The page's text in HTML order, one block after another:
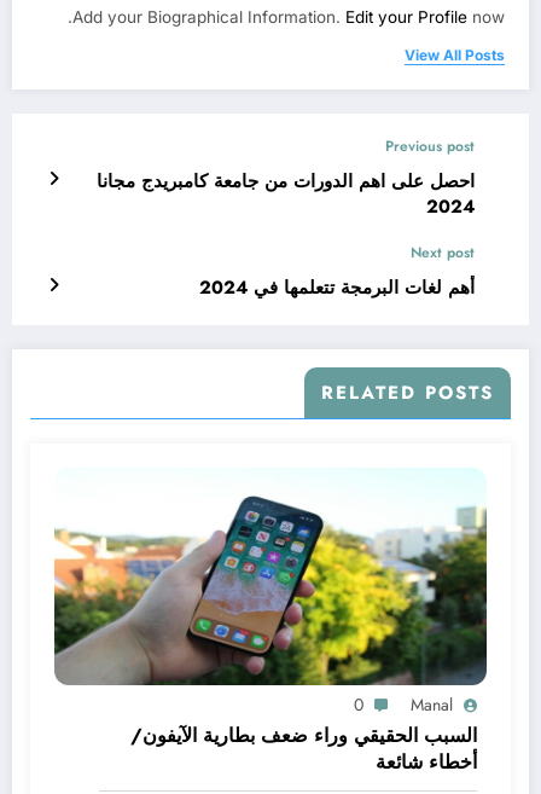
Add your Biographical Information. Edit your Profile now.
View All Posts
Previous post
احصل على اهم الدورات من جامعة كامبريدج مجانا
2024
Next post
أهم لغات البرمجة تتعلمها في 2024
RELATED POSTS
Manal
0
السبب الحقيقي وراء ضعف بطارية الآيفون/
أخطاء شائعة